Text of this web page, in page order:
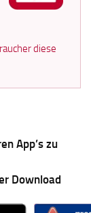
diese
App’s zu
Download